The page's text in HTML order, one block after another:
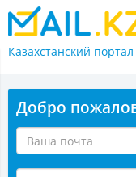
Казахстанский портал
Добро